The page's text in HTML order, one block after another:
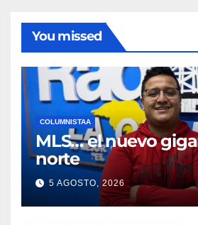
You missed
COLUMNISTAA
MLS… el nuevo
norte
5 AGOSTO, 2026